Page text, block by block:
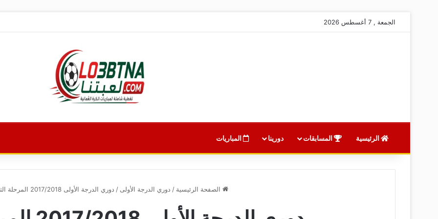
الجمعة , 7 أغسطس 2026
الرئيسية المسابقات دورينا المباريات
الصفحة الرئيسية / دوري الدرجة الأولى / دوري الدرجة الأولى 2017/2018 المرحلة الثانية